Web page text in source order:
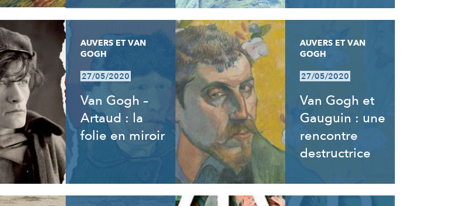
AUVERS ET VAN
GOGH
27/05/2020
Van Gogh –
Artaud : la
folie en miroir
AUVERS ET VAN
GOGH
27/05/2020
Van Gogh et
Gauguin : une
rencontre
destructrice